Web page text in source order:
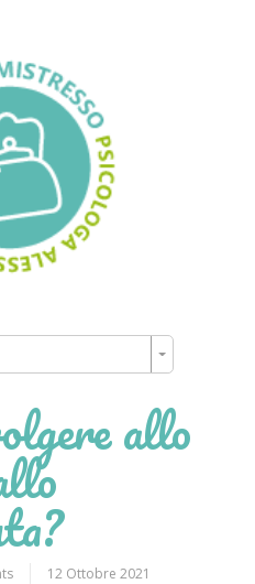
allo
12 Ottobre 2021